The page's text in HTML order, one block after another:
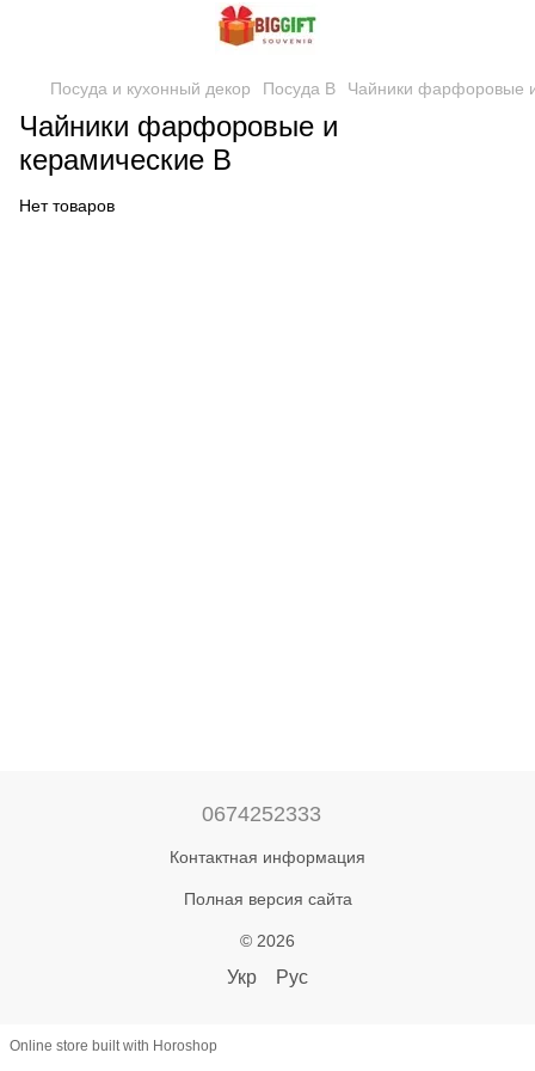
Посуда и кухонный декор Посуда В Чайники фарфоровые
Чайники фарфоровые и
керамические В
Нет товаров
0674252333
Контактная информация
Полная версия сайта
© 2026
Укр Рус
Online store built with Horoshop